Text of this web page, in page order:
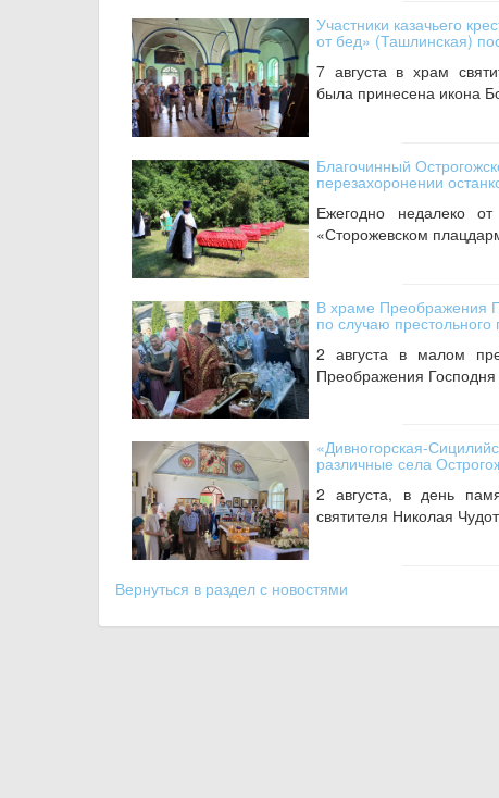
Участники казачьего
от бед» (Ташлинская)
7 августа в храм
была принесена икона
Благочинный
перезахоронении
Ежегодно недалеко
«Сторожевском
В храме Преображения
по случаю
2 августа в малом
Преображения Господня
«Дивногорская-
различные села
2 августа, в день
святителя Николая
Вернуться в раздел с новостями